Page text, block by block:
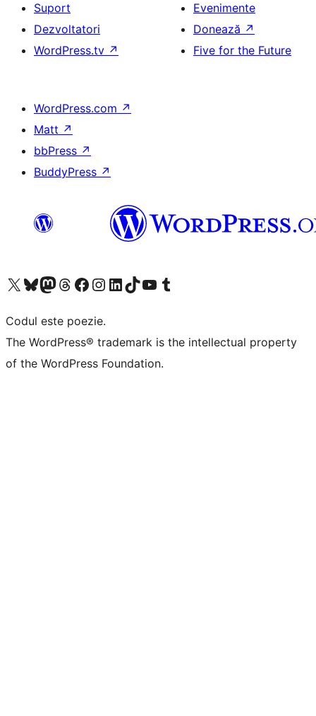
Suport
Dezvoltatori
WordPress.tv ↗
Evenimente
Donează ↗
Five for the Future
WordPress.com ↗
Matt ↗
bbPress ↗
BuddyPress ↗
Mergi la contul nostru X (fost Twitter)
Vizitează contul nostru Bluesky
Vizitează contul nostru Mastodon
Vizitează contul nostru Threads
Vizitează pagina noastră Facebook
Vizitează-ne pe Instagram
Vizitează-ne pe LinkedIn
Vizitează contul nostru TikTok
Vizitează canalul nostru YouTube
Vizitează contul nostru Tumblr
Codul este poezie.
The WordPress® trademark is the intellectual property
of the WordPress Foundation.